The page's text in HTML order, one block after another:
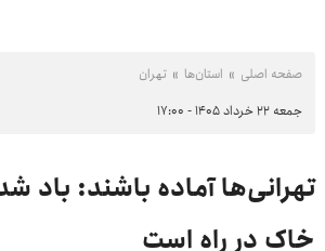
صفحه اصلی استان‌ها تهران
جمعه ۲۲ خرداد ۱۴۰۵ - ۱۷:۰۰
تهرانی‌ها آماده باشند: باد
خاک در راه است